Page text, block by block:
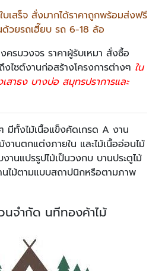
เสร็จ สั่งมากได้ราคาถูกพร้อมส่งฟรี
ด้วยรถเฮี๊ยบ รถ 6-18 ล้อ
รบวงจร ราคาผู้รับเหมา สั่งซื้อ
ไซต์งานก่อสร้างโครงการต่างๆ ใน
าธง บางบ่อ สมุทรปราการและ
มีทั้งไม้เนื้อแข็งคัดเกรด A งาน
านตกแต่งภายใน และไม้เนื้ออ่อนไม้
านแปรรูปไม้เป็นวงกบ บานประตูไม้
นไม้ตามแบบสถาปนิกหรือตามภาพ
นจำกัด นทีทองค้าไม้